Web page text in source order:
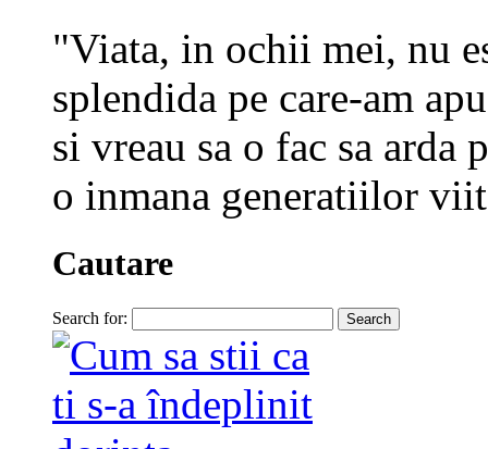
"Viata, in ochii mei, nu
splendida pe care-am
si vreau sa o fac sa
o inmana generatiilor
Cautare
Search for: